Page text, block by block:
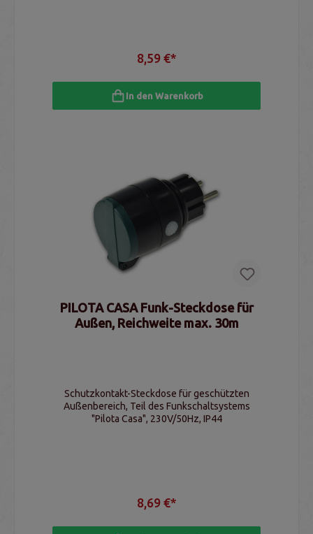
8,59 €*
In den Warenkorb
PILOTA CASA Funk-Steckdose für
Außen, Reichweite max. 30m
Schutzkontakt-Steckdose für geschützten
Außenbereich, Teil des Funkschaltsystems
"Pilota Casa", 230V/50Hz, IP44
8,69 €*